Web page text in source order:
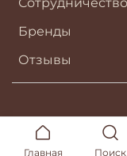
Бренды
Отзывы
Главная Поиск